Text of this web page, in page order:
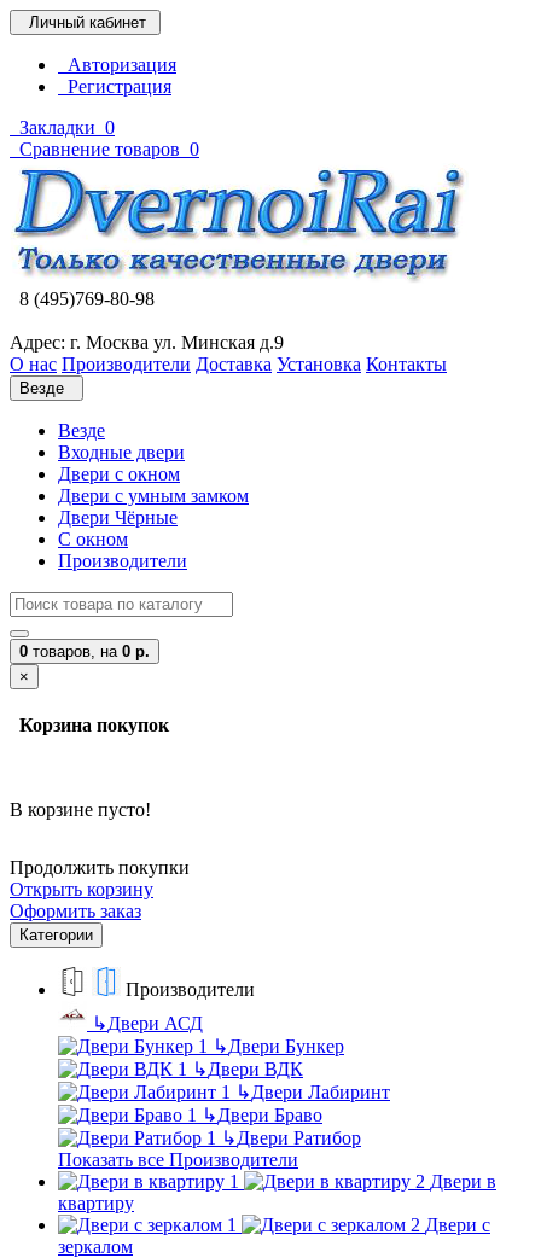
Личный кабинет
Авторизация
Регистрация
Закладки 0
Сравнение товаров 0
8 (495)769-80-98
Адрес: г. Москва ул. Минская д.9
О нас Производители Доставка Установка Контакты
Везде
Везде
Входные двери
Двери с окном
Двери с умным замком
Двери Чёрные
C окном
Производители
0 товаров, на 0 р.
×
Корзина покупок
В корзине пусто!
Продолжить покупки
Открыть корзину
Оформить заказ
Категории
Производители
↳Двери АСД
↳Двери Бункер
↳Двери ВДК
↳Двери Лабиринт
↳Двери Браво
↳Двери Ратибор
Показать все Производители
Двери в
квартиру
Двери с
зеркалом